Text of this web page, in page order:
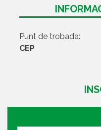
Punt de trobada:
CEP